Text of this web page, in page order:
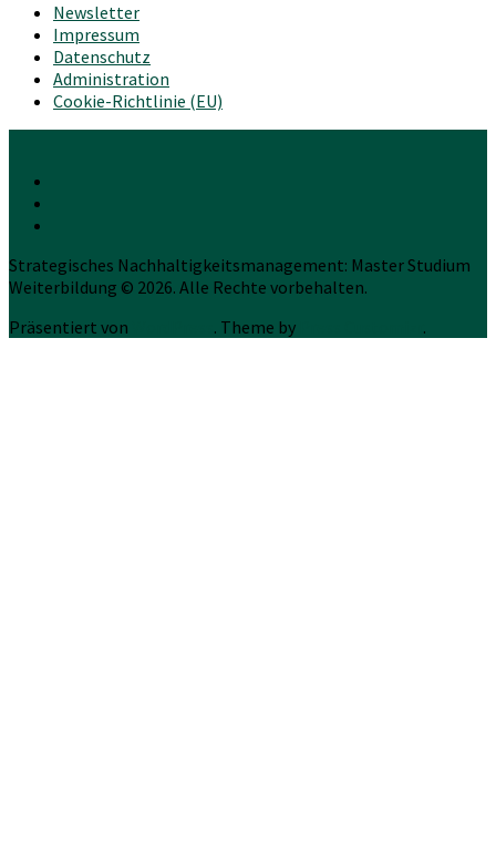
Newsletter
Impressum
Datenschutz
Administration
Cookie-Richtlinie (EU)
Strategisches Nachhaltigkeitsmanagement: Master Studium
Weiterbildung © 2026. Alle Rechte vorbehalten.
Präsentiert von
. Theme by .